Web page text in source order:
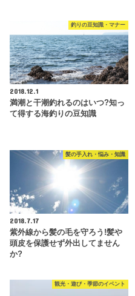
釣りの豆知識・マナー
2018.12.1
満潮と干潮釣れるのはいつ?知っ
て得する海釣りの豆知識
髪の手入れ・悩み・知識
2018.7.17
紫外線から髪の毛を守ろう!髪や
頭皮を保護せず外出してません
か?
観光・遊び・季節のイベント